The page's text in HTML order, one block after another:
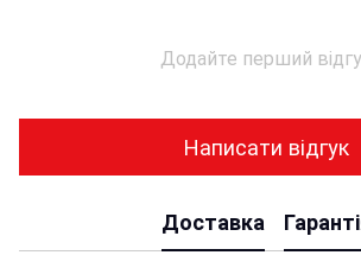
Додайте перший
Написати відгук
Доставка